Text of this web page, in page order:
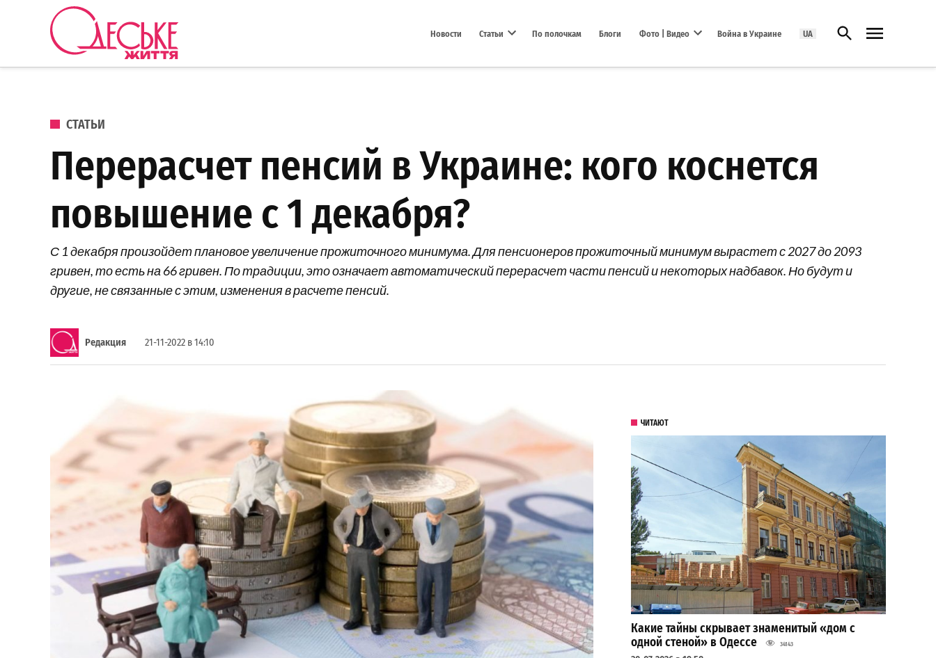
Перейти к содержанию
Новости Статьи По полочкам Блоги Фото | Видео Война в Украине UA Открыть поиск
ОПУБЛИКОВАНО В
СТАТЬИ
Перерасчет пенсий в Украине: кого коснется
повышение с 1 декабря?
С 1 декабря произойдет плановое увеличение прожиточного минимума. Для пенсионеров прожиточный минимум вырастет с 2027 до 2093
гривен, то есть на 66 гривен. По традиции, это означает автоматический перерасчет части пенсий и некоторых надбавок. Но будут и
другие, не связанные с этим, изменения в расчете пенсий.
Редакция 21-11-2022 в 14:10
ЧИТАЮТ
Какие тайны скрывает знаменитый «дом с
одной стеной» в Одессе
34143